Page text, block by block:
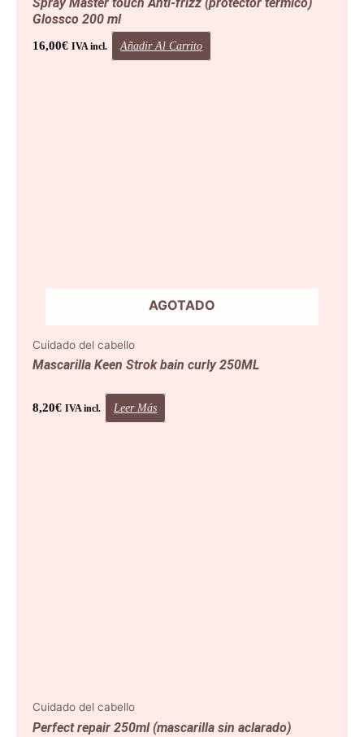
Glossco 200 ml
16,00€ IVA incl. Añadir Al Carrito
AGOTADO
Cuidado del cabello
Mascarilla Keen Strok bain curly 250ML
8,20€ IVA incl. Leer Más
Cuidado del cabello
Perfect repair 250ml (mascarilla sin aclarado)